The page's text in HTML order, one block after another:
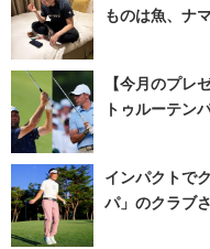
ものは魚、ナ
【今月のプレ
トゥルーテン
インパクトで
パ」のクラブ